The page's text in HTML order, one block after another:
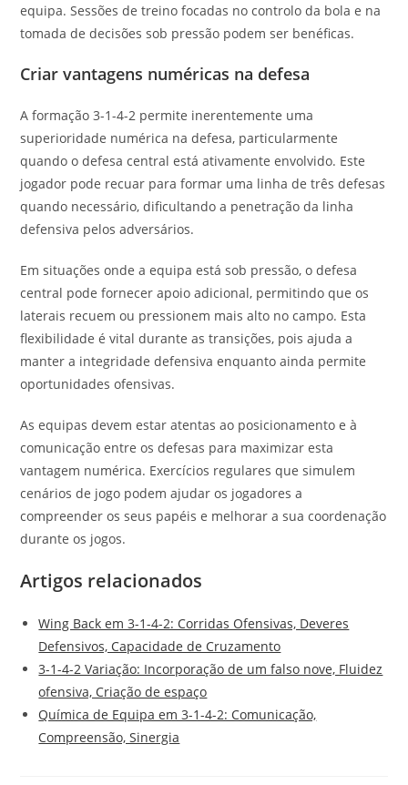
equipa. Sessões de treino focadas no controlo da bola e na
tomada de decisões sob pressão podem ser benéficas.
Criar vantagens numéricas na defesa
A formação 3-1-4-2 permite inerentemente uma
superioridade numérica na defesa, particularmente
quando o defesa central está ativamente envolvido. Este
jogador pode recuar para formar uma linha de três defesas
quando necessário, dificultando a penetração da linha
defensiva pelos adversários.
Em situações onde a equipa está sob pressão, o defesa
central pode fornecer apoio adicional, permitindo que os
laterais recuem ou pressionem mais alto no campo. Esta
flexibilidade é vital durante as transições, pois ajuda a
manter a integridade defensiva enquanto ainda permite
oportunidades ofensivas.
As equipas devem estar atentas ao posicionamento e à
comunicação entre os defesas para maximizar esta
vantagem numérica. Exercícios regulares que simulem
cenários de jogo podem ajudar os jogadores a
compreender os seus papéis e melhorar a sua coordenação
durante os jogos.
Artigos relacionados
Wing Back em 3-1-4-2: Corridas Ofensivas, Deveres
Defensivos, Capacidade de Cruzamento
3-1-4-2 Variação: Incorporação de um falso nove, Fluidez
ofensiva, Criação de espaço
Química de Equipa em 3-1-4-2: Comunicação,
Compreensão, Sinergia